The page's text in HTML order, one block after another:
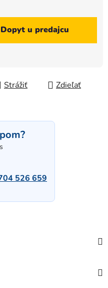
Dopyt u predajcu
Strážiť Zdieľať
526 659